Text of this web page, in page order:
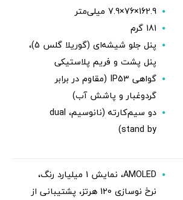
162.9×76×7.9 میلی‌متر
181 گرم
پنل جلو شیشه‌ای (گوریلا گلس 5)،
پنل پشت و فریم پلاستیکی
گواهی IP53 (مقاوم در برابر
گردوغبار و پاشش آب)
دو سیم‌کارته (نانوسیم، dual
stand by)
AMOLED، نمایش 1 میلیارد رنگ،
نرخ نوسازی 120 هرتز، پشتیبانی از